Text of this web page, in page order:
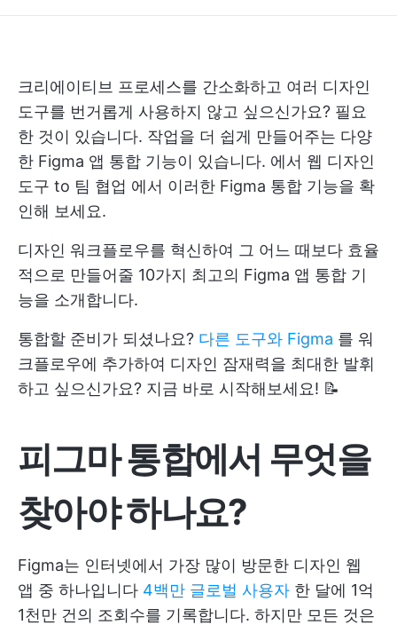
크리에이티브 프로세스를 간소화하고 여러 디자인
도구를 번거롭게 사용하지 않고 싶으신가요? 필요
한 것이 있습니다. 작업을 더 쉽게 만들어주는 다양
한 Figma 앱 통합 기능이 있습니다. 에서 웹 디자인
도구 to 팀 협업 에서 이러한 Figma 통합 기능을 확
인해 보세요.
디자인 워크플로우를 혁신하여 그 어느 때보다 효율
적으로 만들어줄 10가지 최고의 Figma 앱 통합 기
능을 소개합니다.
통합할 준비가 되셨나요? 다른 도구와 Figma 를 워
크플로우에 추가하여 디자인 잠재력을 최대한 발휘
하고 싶으신가요? 지금 바로 시작해보세요! 📝
피그마 통합에서 무엇을
찾아야 하나요?
Figma는 인터넷에서 가장 많이 방문한 디자인 웹
앱 중 하나입니다 4백만 글로벌 사용자 한 달에 1억
1천만 건의 조회수를 기록합니다. 하지만 모든 것은